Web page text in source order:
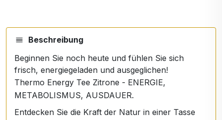
Beschreibung
Beginnen Sie noch heute und fühlen Sie sich
frisch, energiegeladen und ausgeglichen!
Thermo Energy Tee Zitrone - ENERGIE,
METABOLISMUS, AUSDAUER.
Entdecken Sie die Kraft der Natur in einer Tasse